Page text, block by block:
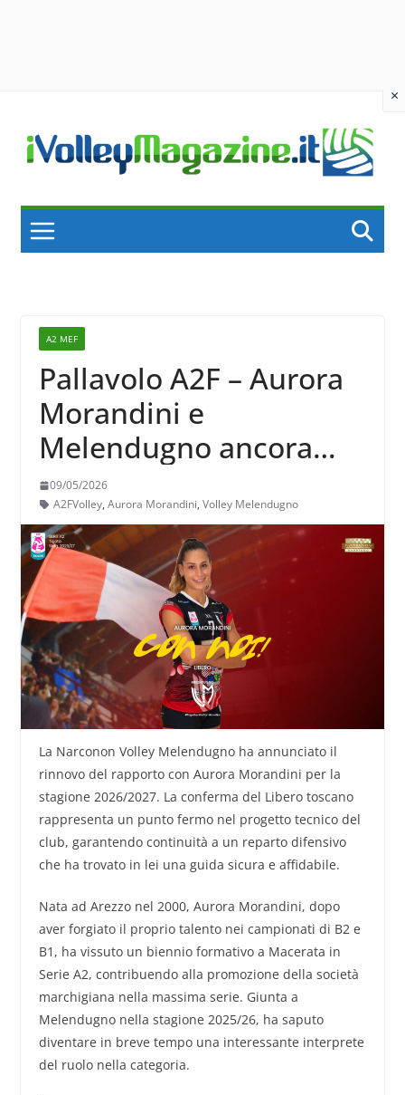
×
content
A2 MEF
Pallavolo A2F – Aurora
Morandini e
Melendugno ancora
insieme
09/05/2026
A2FVolley, Aurora Morandini, Volley Melendugno
La Narconon Volley Melendugno ha annunciato il
rinnovo del rapporto con Aurora Morandini per la
stagione 2026/2027. La conferma del Libero toscano
rappresenta un punto fermo nel progetto tecnico del
club, garantendo continuità a un reparto difensivo
che ha trovato in lei una guida sicura e affidabile.
Nata ad Arezzo nel 2000, Aurora Morandini, dopo
aver forgiato il proprio talento nei campionati di B2 e
B1, ha vissuto un biennio formativo a Macerata in
Serie A2, contribuendo alla promozione della società
marchigiana nella massima serie. Giunta a
Melendugno nella stagione 2025/26, ha saputo
diventare in breve tempo una interessante interprete
del ruolo nella categoria.